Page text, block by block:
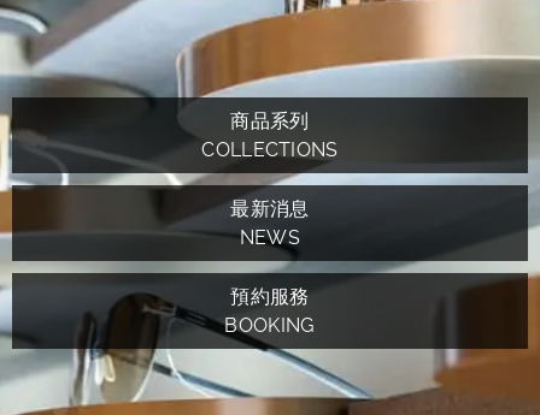
商品系列
COLLECTIONS
最新消息
NEWS
預約服務
BOOKING